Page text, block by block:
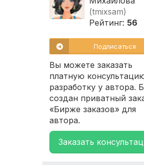
(tmixsam)
Рейтинг: 56
Подписаться
Вы можете заказать
платную
разработку у автора.
создан приватный
«Бирже заказов» для
автора.
Заказать